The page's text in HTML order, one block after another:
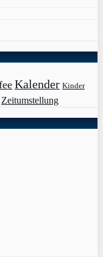
Kalender Kinder
Zeitumstellung